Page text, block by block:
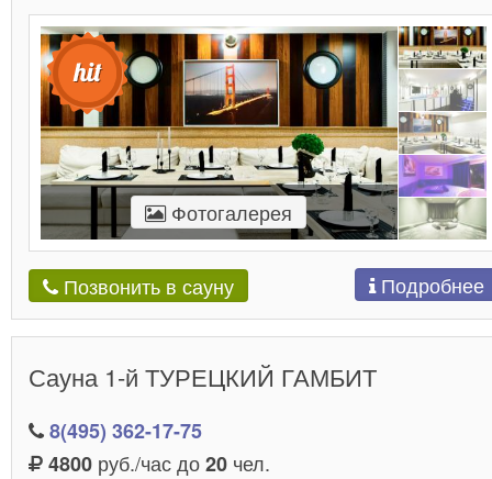
Фотогалерея
Позвонить в сауну Подробнее
Сауна 1-й ТУРЕЦКИЙ ГАМБИТ
8(495) 362-17-75
4800 руб./час до20 чел.